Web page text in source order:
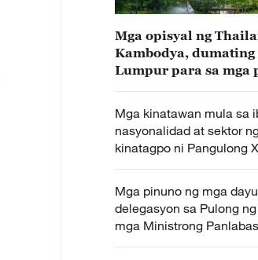
Mga opisyal ng
Kambodya, dumating
Lumpur para sa mga
Mga kinatawan mula sa
nasyonalidad at sektor
kinatagpo ni Pangulong
Mga pinuno ng mga
delegasyon sa Pulong
mga Ministrong
kinatagpo ni Pangulong